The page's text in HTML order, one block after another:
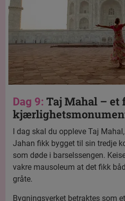
Dag 9:Taj Mahal – et
I dag skal du oppleve Taj
Jahan fikk bygget til sin tredje
som døde i barselssengen.
vakre mausoleum at det fikk
gråte.
Bygningsverket betraktes som